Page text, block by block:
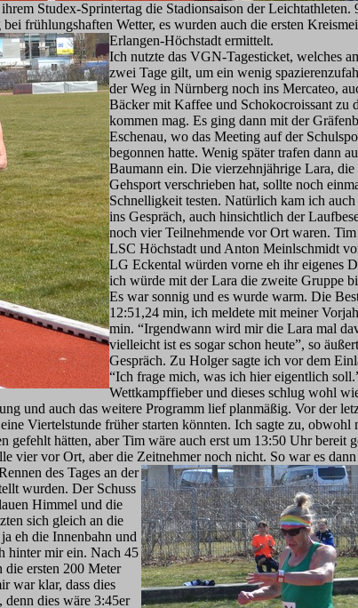
Studex-Sprintertag die Stadionsaison der Leichtathleten.
frühlungshaften Wetter, es wurden auch die ersten
Erlangen-Höchstadt ermittelt.
Ich nutzte das VGN-Tagesticket, welches
zwei Tage gilt, um ein wenig
der Weg in Nürnberg noch ins Mercateo,
Bäcker mit Kaffee und Schokocroissant zu
kommen mag. Es ging dann mit der
Eschenau, wo das Meeting auf der
begonnen hatte. Wenig später trafen dann
Baumann ein. Die vierzehnjährige Lara,
Gehsport verschrieben hat, sollte noch
Schnelligkeit testen. Natürlich kam ich
ins Gespräch, auch hinsichtlich der
noch vier Teilnehmende vor Ort waren.
LSC Höchstadt und Anton Meinlschmidt
LG Eckental würden vorne eh ihr eigenes
ich würde mit der Lara die zweite Gruppe
Es war sonnig und es wurde warm. Die
12:51,24 min, ich meldete mit meiner
min. “Irgendwann wird mir die Lara mal
vielleicht ist es sogar schon heute”, so
Gespräch. Zu Holger sagte ich vor dem
“Ich frage mich, was ich hier eigentlich
Wettkampffieber und dieses schlug wohl
und auch das weitere Programm lief planmäßig. Vor der
Viertelstunde früher starten könnten. Ich sagte zu, obwohl
gefehlt hätten, aber Tim wäre auch erst um 13:50 Uhr bereit
vier vor Ort, aber die Zeitnehmer noch nicht. So war es
des Tages an der
wurden. Der Schuss
Himmel und die
sich gleich an die
eh die Innenbahn und
hinter mir ein. Nach 45
die ersten 200 Meter
war klar, dass dies
denn dies wäre 3:45er